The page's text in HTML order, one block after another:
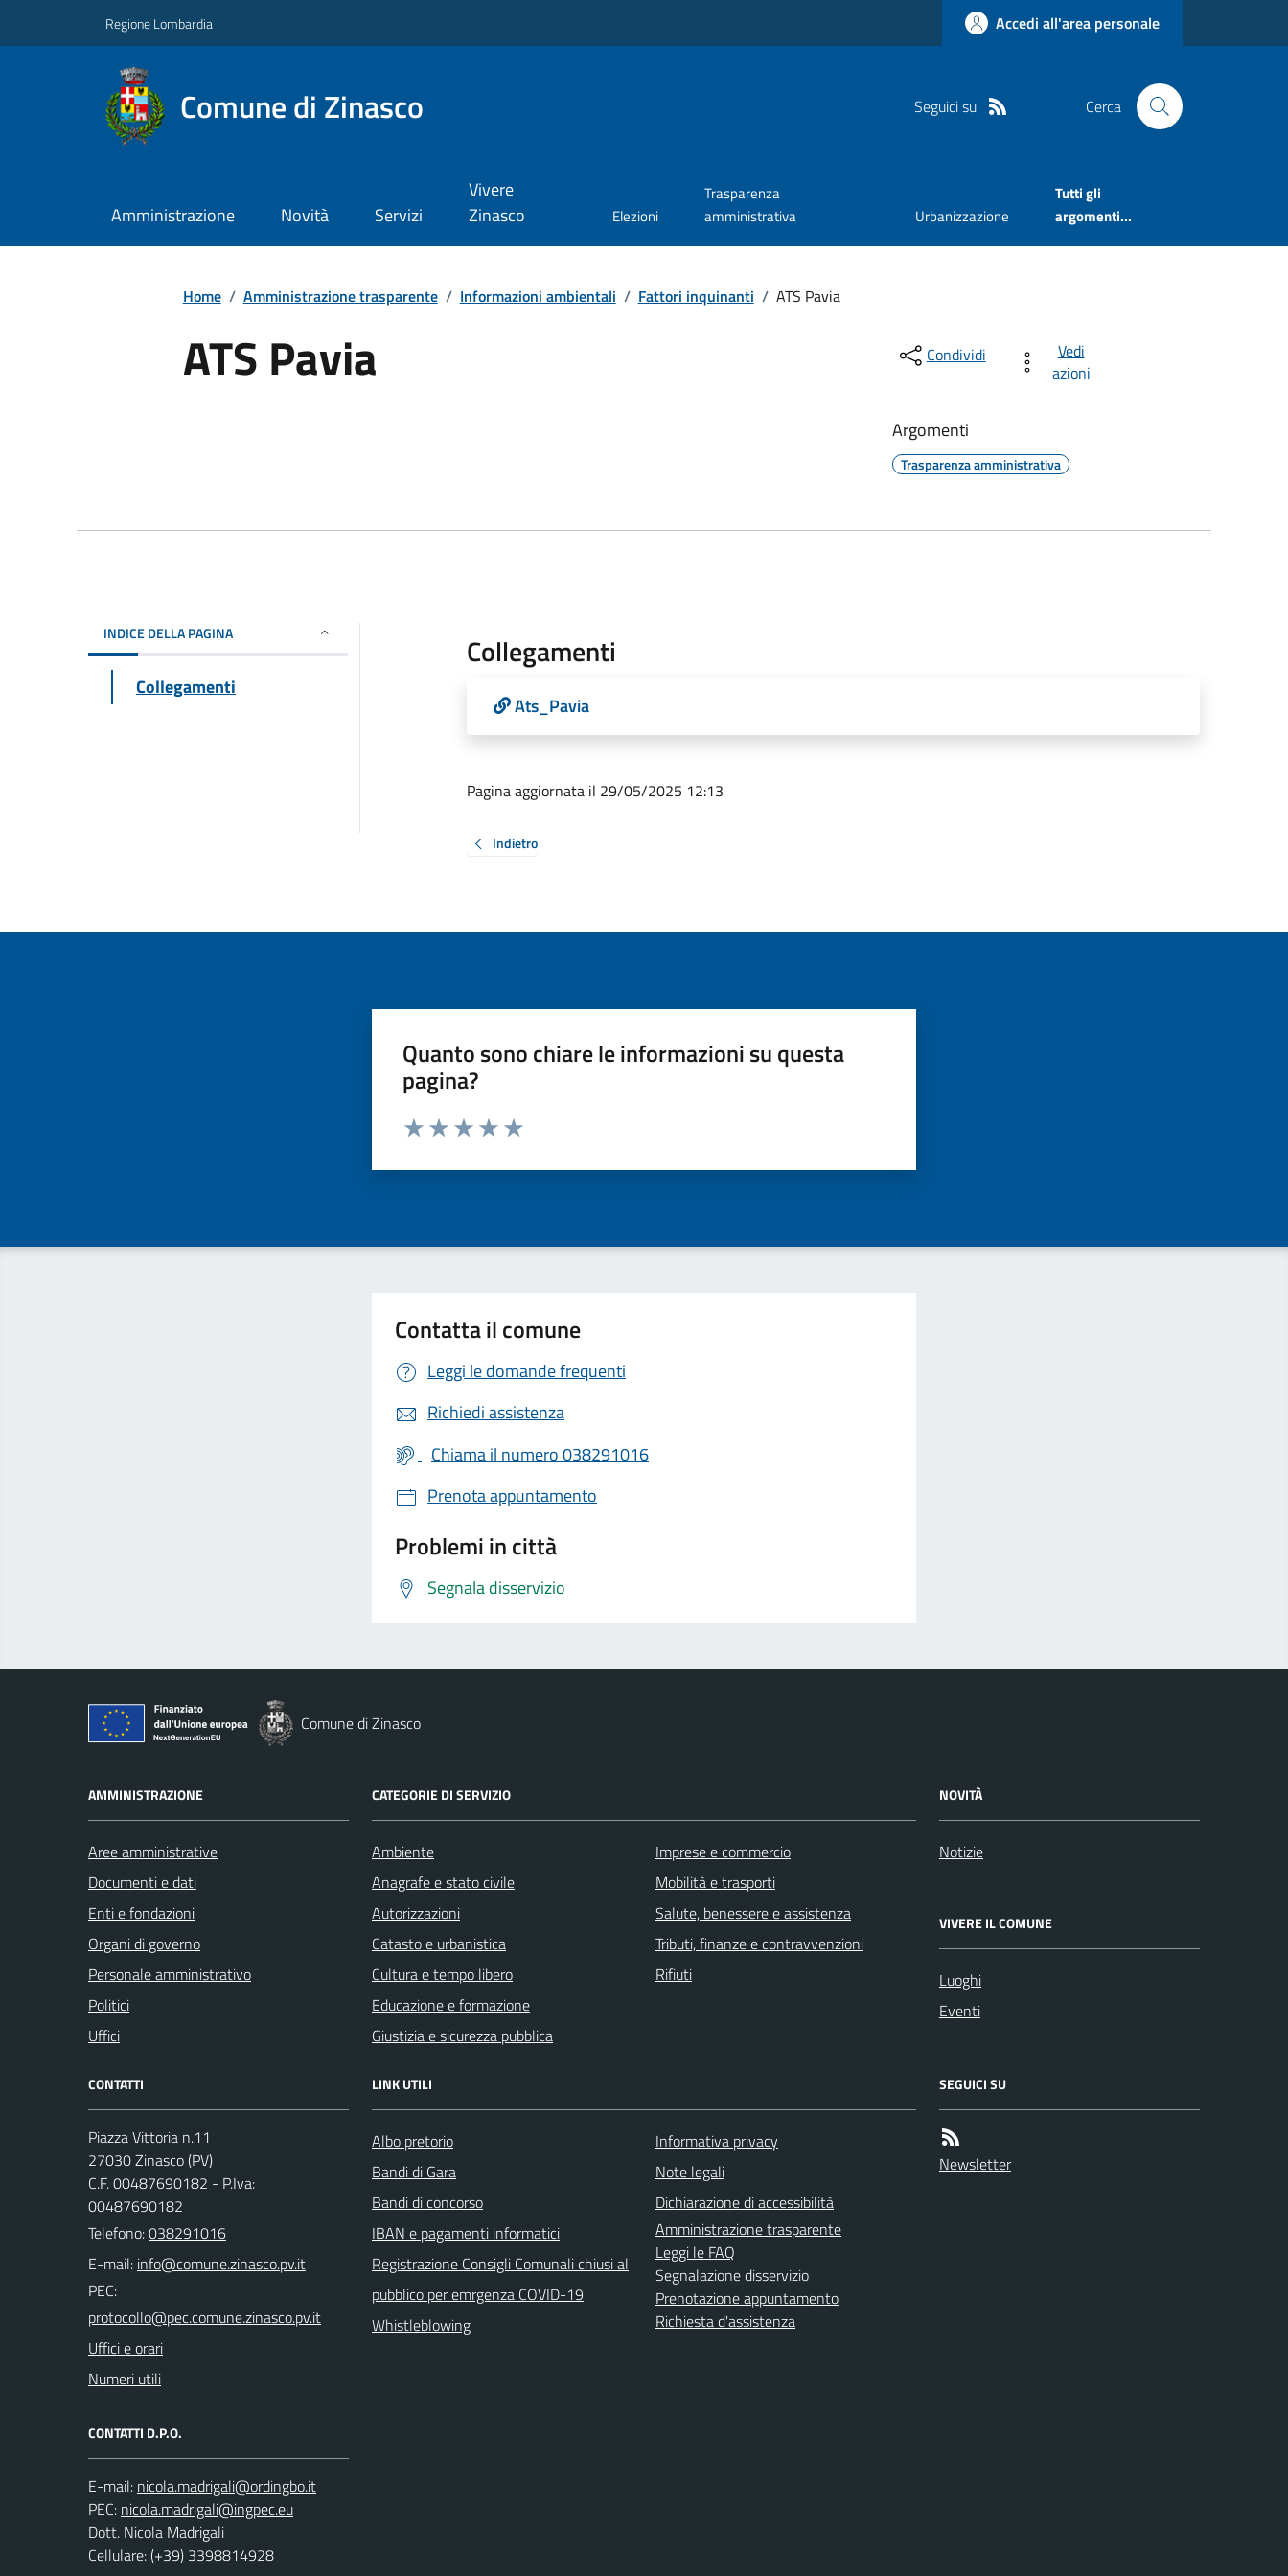
Regione Lombardia Accedi all'area personale
Comune di Zinasco Seguici su Cerca
Amministrazione Novità Servizi
Vivere
Zinasco
Elezioni
Trasparenza
amministrativa
Urbanizzazione
Tutti gli
argomenti...
Home / Amministrazione trasparente / Informazioni ambientali / Fattori inquinanti / ATS Pavia
ATS Pavia Condividi
Vedi
azioni
Argomenti
Trasparenza amministrativa
INDICE DELLA PAGINA
Collegamenti
Collegamenti
Ats_Pavia
Pagina aggiornata il 29/05/2025 12:13
Indietro
Quanto sono chiare le informazioni su questa
pagina?
Valuta da 1 a 5 stelle la pagina
Contatta il comune
Leggi le domande frequenti
Richiedi assistenza
Chiama il numero 038291016
Prenota appuntamento
Problemi in città
Segnala disservizio
Comune di Zinasco
AMMINISTRAZIONE
Aree amministrative
Documenti e dati
Enti e fondazioni
Organi di governo
Personale amministrativo
Politici
Uffici
CATEGORIE DI SERVIZIO
Ambiente
Anagrafe e stato civile
Autorizzazioni
Catasto e urbanistica
Cultura e tempo libero
Educazione e formazione
Giustizia e sicurezza pubblica
Imprese e commercio
Mobilità e trasporti
Salute, benessere e assistenza
Tributi, finanze e contravvenzioni
Rifiuti
NOVITÀ
Notizie
VIVERE IL COMUNE
Luoghi
Eventi
CONTATTI
Piazza Vittoria n.11
27030 Zinasco (PV)
C.F. 00487690182 - P.Iva:
00487690182
Telefono:038291016
E-mail:
PEC:
Uffici e orari
Numeri utili
CONTATTI D.P.O.
E-mail:
PEC:
Dott. Nicola Madrigali
Cellulare: (+39) 3398814928
LINK UTILI
Albo pretorio
Bandi di Gara
Bandi di concorso
IBAN e pagamenti informatici
Registrazione Consigli Comunali chiusi al
pubblico per emrgenza COVID-19
Whistleblowing
Informativa privacy
Note legali
Dichiarazione di accessibilità
Amministrazione trasparente
Leggi le FAQ
Segnalazione disservizio
Prenotazione appuntamento
Richiesta d'assistenza
SEGUICI SU
Newsletter